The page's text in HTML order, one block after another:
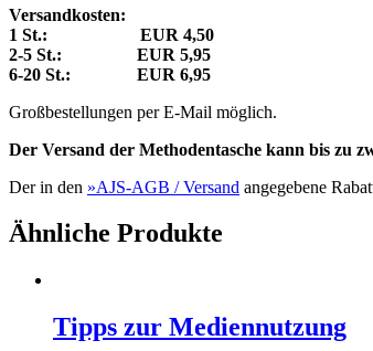
Versandkosten:
1 St.: EUR 4,50
2-5 St.: EUR 5,95
6-20 St.: EUR 6,95
Großbestellungen per E-Mail möglich.
Der Versand der Methodentasche kann bis zu
Der in den »AJS-AGB / Versand angegebene
Ähnliche Produkte
Tipps zur Mediennutzung